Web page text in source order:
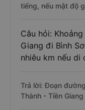
tiếng, nếu mật độ
Câu hỏi:
Giang đi Bình
nhiêu km nếu di
Trả lời: Đoạn
Thành - Tiền